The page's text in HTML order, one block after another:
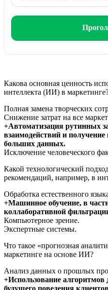
Какова основная ценность
интеллекта (ИИ) в
Полная замена творческих
Снижение затрат на все
+Автоматизация рутинных
взаимодействий и
больших данных.
Исключение человеческого
Какой технологический
рекомендаций, например, в
Обработка естественного
+Машинное обучение, в
коллаборативной
Компьютерное зрение.
Экспертные системы.
Что такое «прогнозная
маркетинге на основе ИИ?
Анализ данных о прошлых
+Использование алгоритмов
будущего поведения